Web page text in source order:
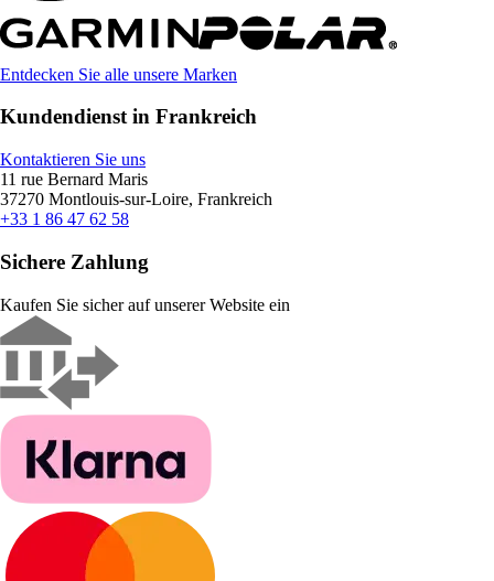
Entdecken Sie alle unsere Marken
Kundendienst in Frankreich
Kontaktieren Sie uns
11 rue Bernard Maris
37270 Montlouis-sur-Loire, Frankreich
+33 1 86 47 62 58
Sichere Zahlung
Kaufen Sie sicher auf unserer Website ein